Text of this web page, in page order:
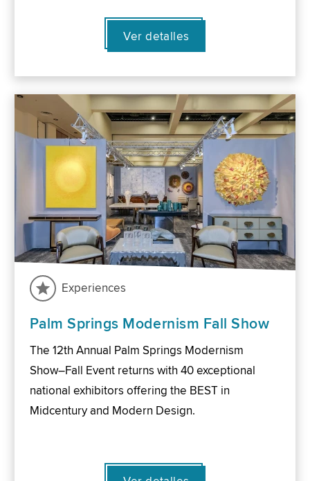
Ver detalles
Experiences
Palm Springs Modernism Fall Show
The 12th Annual Palm Springs Modernism
Show–Fall Event returns with 40 exceptional
national exhibitors offering the BEST in
Midcentury and Modern Design.